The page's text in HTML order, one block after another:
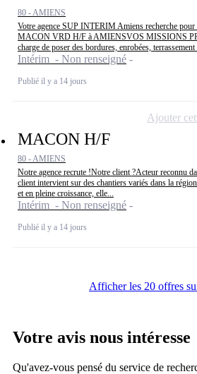
80 - AMIENS
Votre agence SUP INTERIM Amiens recherche
MACON VRD H/F à AMIENSVOS MISSIONS
charge de poser des bordures, enrobées, terrassement
Intérim - Non renseigné
Publié il y a 14 jours
MACON H/F
80 - AMIENS
Notre agence recrute !Notre client ?Acteur reconnu
client intervient sur des chantiers variés dans la
et en pleine croissance, elle...
Intérim - Non renseigné
Publié il y a 14 jours
Ajouter
Afficher les 20 offres
Votre avis nous intéresse
Qu'avez-vous pensé du service de